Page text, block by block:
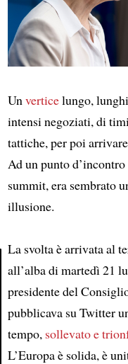
Article
Unverticelungo,
intensi negoziati, di
tattiche, per poi
Ad un punto
summit, era sembrato
illusione.
La svolta è arrivata al
all’alba di martedì 21
presidente del
pubblicava su Twitter
tempo, sollevato e
L’Europa è solida, è